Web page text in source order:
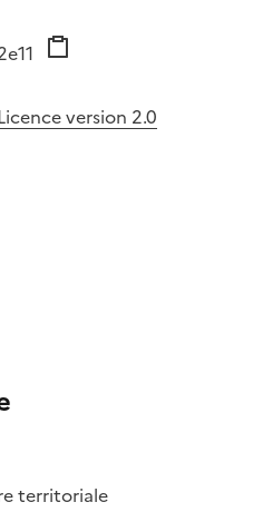
version 2.0
territoriale